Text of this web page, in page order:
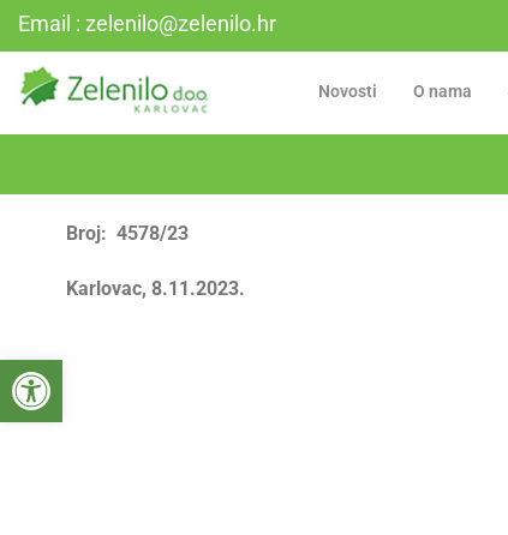
Open toolbar
Email : zelenilo@zelenilo.hr
Novosti O nama
Broj: 4578/23
Karlovac, 8.11.2023.